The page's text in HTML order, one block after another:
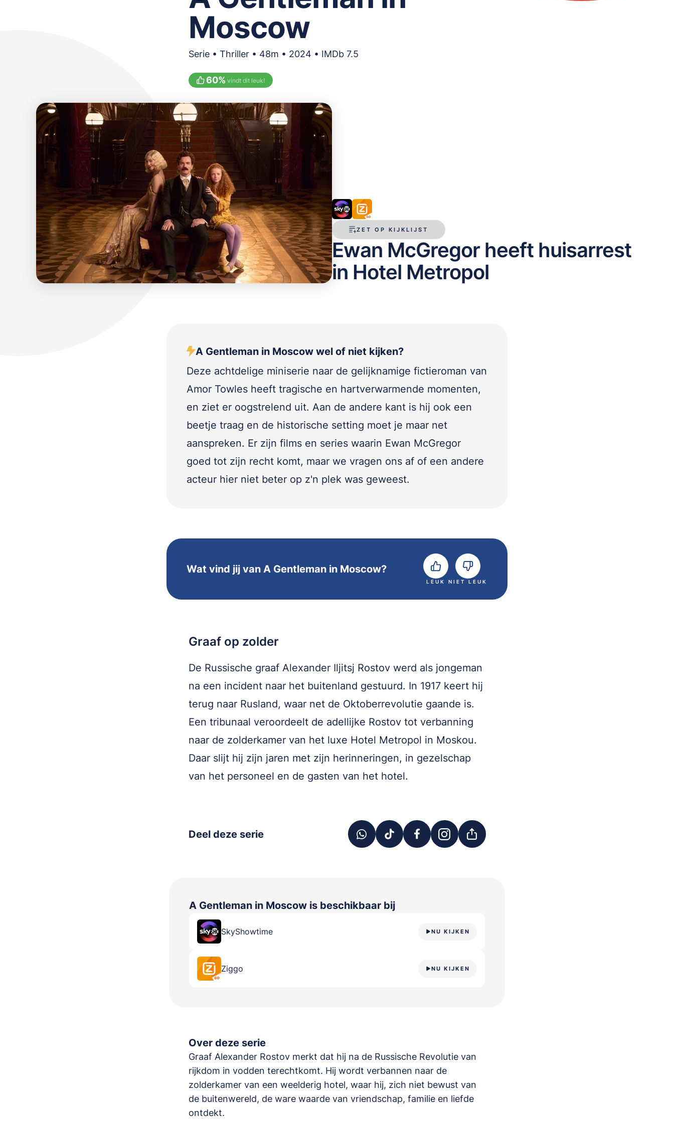
Moscow
Serie • Thriller • 48m • 2024 • IMDb 7.5
60% vindt dit leuk!
ZET OP KIJKLIJST
Ewan McGregor heeft huisarrest
in Hotel Metropol
A Gentleman in Moscow wel of niet kijken?
Deze achtdelige miniserie naar de gelijknamige fictieroman van
Amor Towles heeft tragische en hartverwarmende momenten,
en ziet er oogstrelend uit. Aan de andere kant is hij ook een
beetje traag en de historische setting moet je maar net
aanspreken. Er zijn films en series waarin Ewan McGregor
goed tot zijn recht komt, maar we vragen ons af of een andere
acteur hier niet beter op z'n plek was geweest.
Wat vind jij van A Gentleman in Moscow?
LEUK NIET LEUK
Graaf op zolder
De Russische graaf Alexander Iljitsj Rostov werd als jongeman
na een incident naar het buitenland gestuurd. In 1917 keert hij
terug naar Rusland, waar net de Oktoberrevolutie gaande is.
Een tribunaal veroordeelt de adellijke Rostov tot verbanning
naar de zolderkamer van het luxe Hotel Metropol in Moskou.
Daar slijt hij zijn jaren met zijn herinneringen, in gezelschap
van het personeel en de gasten van het hotel.
Deel deze serie
A Gentleman in Moscow is beschikbaar bij
SkyShowtime NU KIJKEN
Ziggo NU KIJKEN
Over deze serie
Graaf Alexander Rostov merkt dat hij na de Russische Revolutie van
rijkdom in vodden terechtkomt. Hij wordt verbannen naar de
zolderkamer van een weelderig hotel, waar hij, zich niet bewust van
de buitenwereld, de ware waarde van vriendschap, familie en liefde
ontdekt.